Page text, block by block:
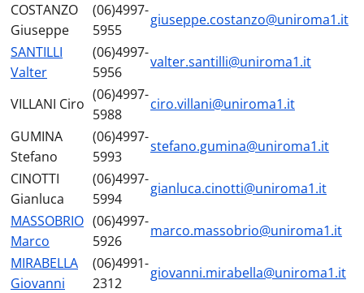
COSTANZO
Giuseppe
(06)4997-
5955
giuseppe.costanzo@uniroma1.it
SANTILLI
Valter
(06)4997-
5956
valter.santilli@uniroma1.it
VILLANI Ciro
(06)4997-
5988
ciro.villani@uniroma1.it
GUMINA
Stefano
(06)4997-
5993
stefano.gumina@uniroma1.it
CINOTTI
Gianluca
(06)4997-
5994
gianluca.cinotti@uniroma1.it
MASSOBRIO
Marco
(06)4997-
5926
marco.massobrio@uniroma1.it
MIRABELLA
Giovanni
(06)4991-
2312
giovanni.mirabella@uniroma1.it